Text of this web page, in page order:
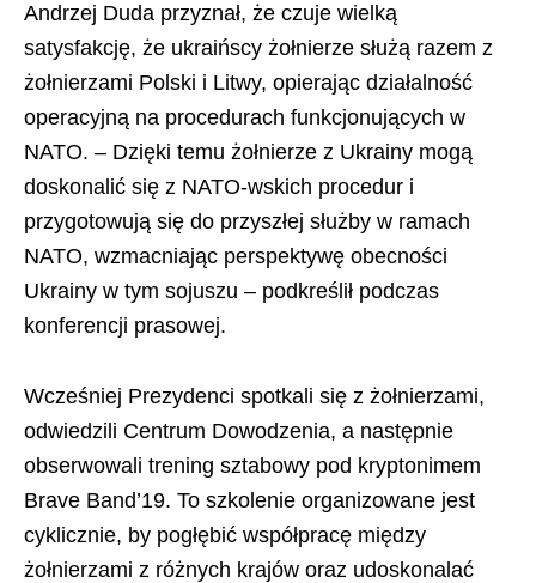
Andrzej Duda przyznał, że czuje wielką
satysfakcję, że ukraińscy żołnierze służą razem z
żołnierzami Polski i Litwy, opierając działalność
operacyjną na procedurach funkcjonujących w
NATO. – Dzięki temu żołnierze z Ukrainy mogą
doskonalić się z NATO-wskich procedur i
przygotowują się do przyszłej służby w ramach
NATO, wzmacniając perspektywę obecności
Ukrainy w tym sojuszu – podkreślił podczas
konferencji prasowej.
Wcześniej Prezydenci spotkali się z żołnierzami,
odwiedzili Centrum Dowodzenia, a następnie
obserwowali trening sztabowy pod kryptonimem
Brave Band’19. To szkolenie organizowane jest
cyklicznie, by pogłębić współpracę między
żołnierzami z różnych krajów oraz udoskonalać